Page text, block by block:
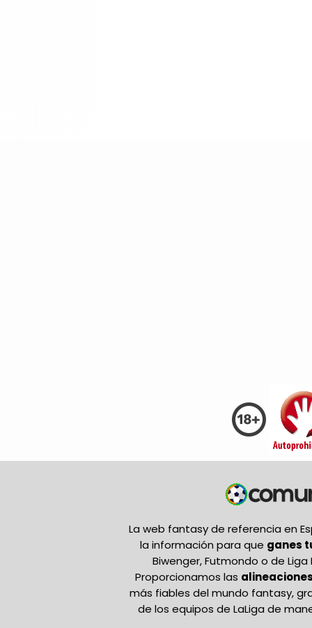
La web fantasy de referencia en
la información para que ganes
Biwenger, Futmondo o de Liga
Proporcionamos las
más fiables del mundo fantasy,
de los equipos de LaLiga de